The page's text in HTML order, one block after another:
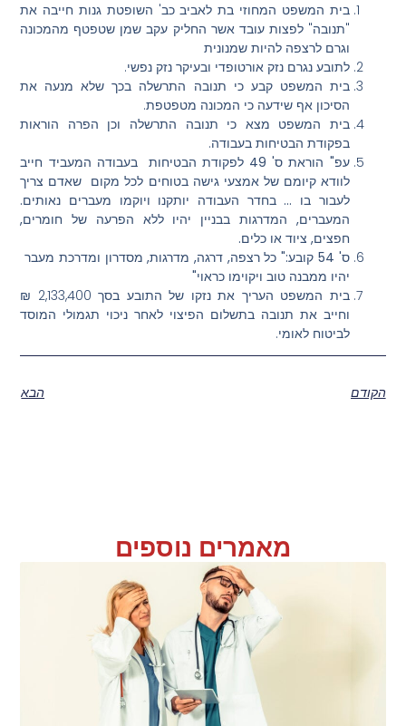
בית המשפט המחוזי בת לאביב כב' השופטת גנות חייבה את
"תנובה" לפצות עובד אשר החליק עקב שמן שטפטף מהמכונה
וגרם לרצפה להיות שמנונית
לתובע נגרם נזק אורטופדי ובעיקר נזק נפשי.
בית המשפט קבע כי תנובה התרשלה בכך שלא מנעה את
הסיכון אף שידעה כי המכונה מטפטפת.
בית המשפט מצא כי תנובה התרשלה וכן הפרה הוראות
בפקודת הבטיחות בעבודה.
עפ" הוראת ס' 49 לפקודת הבטיחות בעבודה המעביד חייב
לוודא קיומם של אמצעי גישה בטוחים לכל מקום שאדם צריך
לעבור בו … בחדר העבודה יותקנו ויוקמו מעברים נאותים.
המעברים, המדרגות בבניין יהיו ללא הפרעה של חומרים,
חפצים, ציוד או כלים.
ס' 54 קובע:" כל רצפה, דרגה, מדרגות, מסדרון ומדרכת מעבר
יהיו ממבנה טוב ויקוימו כראוי"
בית המשפט העריך את נזקו של התובע בסך 2,133,400 ₪
וחייב את תנובה בתשלום הפיצוי לאחר ניכוי תגמולי המוסד
לביטוח לאומי.
הקודם הבא
מאמרים נוספים